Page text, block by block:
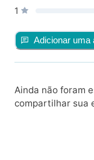
1
Adicionar uma
Ainda não foram
compartilhar sua